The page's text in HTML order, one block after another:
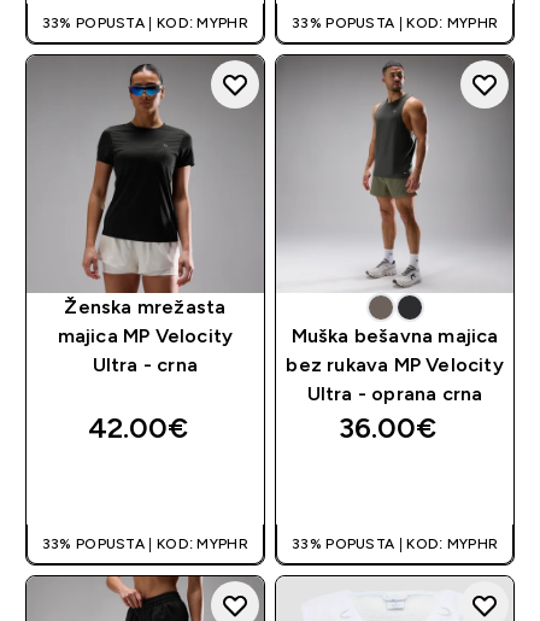
33% POPUSTA | KOD: MYPHR 33% POPUSTA | KOD: MYPHR
Ženska mrežasta
majica MP Velocity
Ultra - crna
42.00€‎
33% POPUSTA | KOD: MYPHR
Muška bešavna majica
bez rukava MP Velocity
Ultra - oprana crna
36.00€‎
33% POPUSTA | KOD: MYPHR